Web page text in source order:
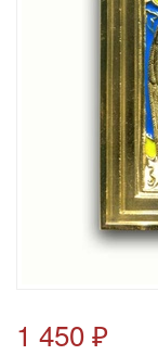
1 450 ₽